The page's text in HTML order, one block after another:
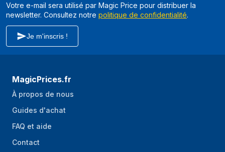
Couleur de la porte Noir
poignée de porte
le contrôle de la
cuisson
représentation / réalisation
Votre e-mail sera utilisé par Magic Price pour distribuer la
newsletter. Consultez notre politique de confidentialité.
Je m'inscris !
MagicPrices.fr
À propos de nous
Guides d'achat
FAQ et aide
Contact